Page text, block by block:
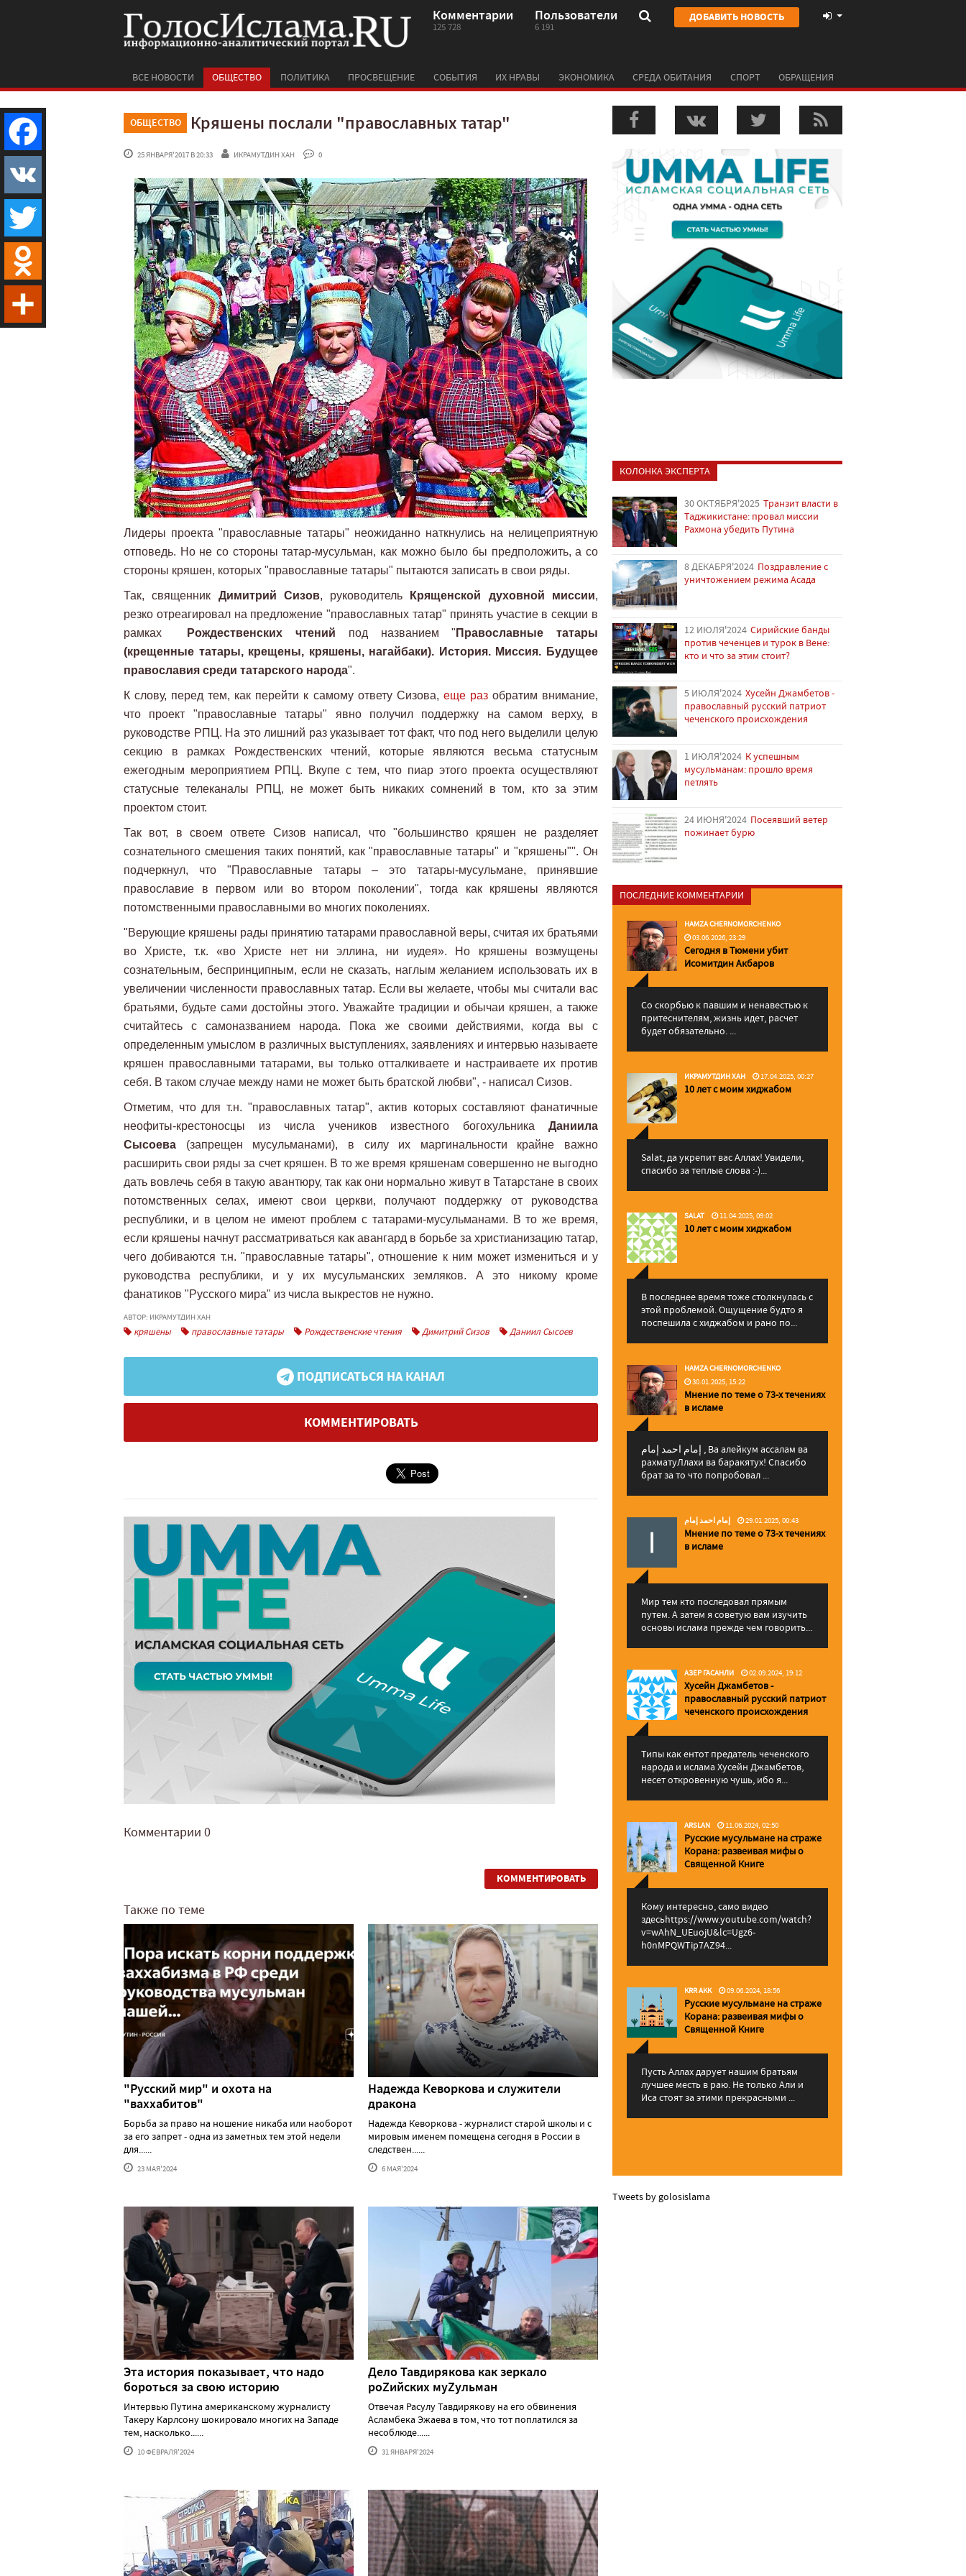
Комментарии
125 728
Пользователи
6 191
ДОБАВИТЬ НОВОСТЬ
ВСЕ НОВОСТИ ОБЩЕСТВО ПОЛИТИКА ПРОСВЕЩЕНИЕ СОБЫТИЯ ИХ НРАВЫ ЭКОНОМИКА СРЕДА ОБИТАНИЯ СПОРТ ОБРАЩЕНИЯ
ОБЩЕСТВО Кряшены послали "православных татар"
25 ЯНВАРЯ'2017 В 20:33 ИКРАМУТДИН ХАН 0
Лидеры проекта "православные татары" неожиданно наткнулись на нелицеприятную
отповедь. Но не со стороны татар-мусульман, как можно было бы предположить, а со
стороны кряшен, которых "православные татары" пытаются записать в свои ряды.
Так, священник Димитрий Сизов, руководитель Крященской духовной миссии,
резко отреагировал на предложение "православных татар" принять участие в секции в
рамках
Рождественских чтений под названием " Православные татары
(крещенные татары, крещены, кряшены, нагайбаки). История. Миссия. Будущее
православия среди татарского народа".
К слову, перед тем, как перейти к самому ответу Сизова, еще разобратим внимание,
что проект "православные татары" явно получил поддержку на самом верху, в
руководстве РПЦ. На это лишний раз указывает тот факт, что под него выделили целую
секцию в рамках Рождественских чтений, которые являются весьма статусным
ежегодным мероприятием РПЦ. Вкупе с тем, что пиар этого проекта осуществляют
статусные телеканалы РПЦ, не может быть никаких сомнений в том, кто за этим
проектом стоит.
Так вот, в своем ответе Сизов написал, что "большинство кряшен не разделяет
сознательного смешения таких понятий, как "православные татары" и "кряшены"". Он
подчеркнул, что "Православные татары – это татары-мусульмане, принявшие
православие в первом или во втором поколении", тогда как кряшены являются
потомственными православными во многих поколениях.
"Верующие кряшены рады принятию татарами православной веры, считая их братьями
во Христе, т.к. «во Христе нет ни эллина, ни иудея». Но кряшены возмущены
сознательным, беспринципным, если не сказать, наглым желанием использовать их в
увеличении численности православных татар. Если вы желаете, чтобы мы считали вас
братьями, будьте сами достойны этого. Уважайте традиции и обычаи кряшен, а также
считайтесь с самоназванием народа. Пока же своими действиями, когда вы с
определенным умыслом в различных выступлениях, заявлениях и интервью называете
кряшен православными татарами, вы только отталкиваете и настраиваете их против
себя. В таком случае между нами не может быть братской любви", - написал Сизов.
Отметим, что для т.н. "православных татар", актив которых составляют фанатичные
неофиты-крестоносцы из числа учеников известного богохульника Даниила
Сысоева (запрещен мусульманами), в силу их маргинальности крайне важно
расширить свои ряды за счет кряшен. В то же время кряшенам совершенно не выгодно
дать вовлечь себя в такую авантюру, так как они нормально живут в Татарстане в своих
потомственных селах, имеют свои церкви, получают поддержку от руководства
республики, и в целом не имеют проблем с татарами-мусульманами. В то же время,
если кряшены начнут рассматриваться как авангард в борьбе за христианизацию татар,
чего добиваются т.н. "православные татары", отношение к ним может измениться и у
руководства республики, и у их мусульманских земляков. А это никому кроме
фанатиков "Русского мира" из числа выкрестов не нужно.
АВТОР: ИКРАМУТДИН ХАН
кряшены православные татары Рождественские чтения Димитрий Сизов Даниил Сысоев
ПОДПИСАТЬСЯ НА КАНАЛ
КОММЕНТИРОВАТЬ
Комментарии 0
КОММЕНТИРОВАТЬ
Также по теме
"Русский мир" и охота на
"ваххабитов"
Борьба за право на ношение никаба или наоборот
за его запрет - одна из заметных тем этой недели
для......
23 МАЯ'2024
Надежда Кеворкова и служители
дракона
Надежда Кеворкова - журналист старой школы и с
мировым именем помещена сегодня в России в
следствен......
6 МАЯ'2024
Эта история показывает, что надо
бороться за свою историю
Интервью Путина американскому журналисту
Такеру Карлсону шокировало многих на Западе
тем, насколько......
10 ФЕВРАЛЯ'2024
Дело Тавдирякова как зеркало
роZийских муZульман
Отвечая Расулу Тавдирякову на его обвинения
Асламбека Эжаева в том, что тот поплатился за
несоблюде......
31 ЯНВАРЯ'2024
КОЛОНКА ЭКСПЕРТА
30 ОКТЯБРЯ'2025 Транзит власти в
Таджикистане: провал миссии
Рахмона убедить Путина
8 ДЕКАБРЯ'2024 Поздравление с
уничтожением режима Асада
12 ИЮЛЯ'2024 Сирийские банды
против чеченцев и турок в Вене:
кто и что за этим стоит?
5 ИЮЛЯ'2024 Хусейн Джамбетов -
православный русский патриот
чеченского происхождения
1 ИЮЛЯ'2024 К успешным
мусульманам: прошло время
петлять
24 ИЮНЯ'2024 Посеявший ветер
пожинает бурю
ПОСЛЕДНИЕ КОММЕНТАРИИ
HAMZA CHERNOMORCHENKO
03.06.2026, 23:29
Сегодня в Тюмени убит
Исомитдин Акбаров
Со скорбью к павшим и ненавестью к
притеснителям, жизнь идет, расчет
будет обязательно. ...
ИКРАМУТДИН ХАН 17.04.2025, 00:27
10 лет с моим хиджабом
Salat, да укрепит вас Аллаx! Увидели,
спасибо за теплые слова :-)...
SALAT 11.04.2025, 09:02
10 лет с моим хиджабом
В последнее время тоже столкнулась с
этой проблемой. Ощущение будто я
поспешила с хиджабом и рано по...
HAMZA CHERNOMORCHENKO
30.01.2025, 15:22
Мнение по теме о 73-х течениях
в исламе
إمام احمد إمام , Ва алейкум ассалам ва
рахматуЛлахи ва баракятух! Спасибо
брат за то что попробовал ...
إمام احمد إمام 29.01.2025, 00:43
Мнение по теме о 73-х течениях
в исламе
Мир тем кто последовал прямым
путем. А затем я советую вам изучить
основы ислама прежде чем говорить...
АЗЕР ГАСАНЛИ 02.09.2024, 19:12
Хусейн Джамбетов -
православный русский патриот
чеченского происхождения
Типы как ентот предатель чеченского
народа и ислама Хусейн Джамбетов,
несет откровенную чушь, ибо я...
ARSLAN 11.06.2024, 02:50
Русские мусульмане на страже
Корана: pазвеивая мифы о
Священной Книге
Кому интересно, само видео
здесьhttps://www.youtube.com/watch?
v=wAhN_UEuojU&lc=Ugz6-
h0nMPQWTip7AZ94...
KRR AKK 09.06.2024, 18:56
Русские мусульмане на страже
Корана: pазвеивая мифы о
Священной Книге
Пусть Аллах дарует нашим братьям
лучшее месть в раю. Не только Али и
Иса стоят за этими прекрасными ...
Tweets by golosislama
Facebook
VK
Twitter
Odnoklassniki